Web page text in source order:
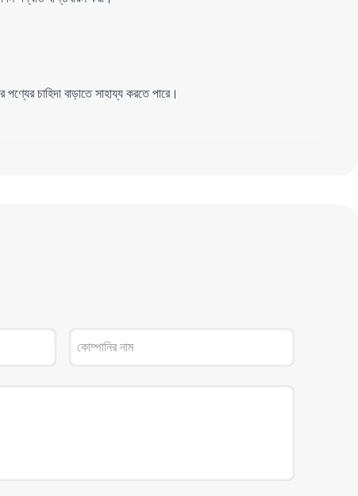
চাহিদা বাড়াতে সাহায্য করতে পারে।